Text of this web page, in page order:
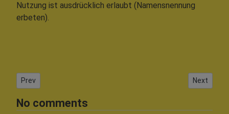
Nutzung ist ausdrücklich erlaubt (Namensnennung
erbeten).
Previous article: AutoOff2
Prev Next
Next
No comments